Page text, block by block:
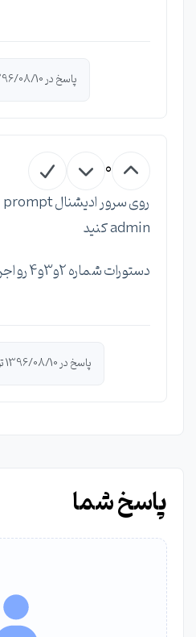
پاسخ در 1396/08/10 توسط
0
admin کنید
دستورات شماره 2و3و4 رو اجرا کنید
پاسخ در 1396/08/10 توسط
پاسخ شما